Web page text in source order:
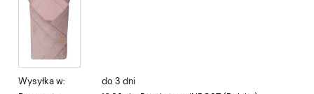
Wysyłka w:
do 3 dni